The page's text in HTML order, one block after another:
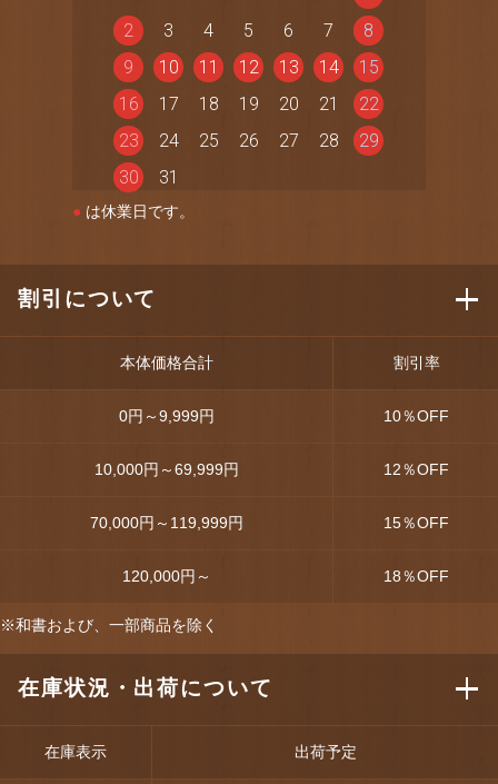
2
3 4 5 6 7
8
9
10 11 12 13 14
15
16
17 18 19 20 21
22
23
24 25 26 27 28
29
30
31
● は休業日です。
割引について
本体価格合計 割引率
0円～9,999円 10％OFF
10,000円～69,999円 12％OFF
70,000円～119,999円 15％OFF
120,000円～ 18％OFF
※和書および、一部商品を除く
在庫状況・出荷について
在庫表示 出荷予定